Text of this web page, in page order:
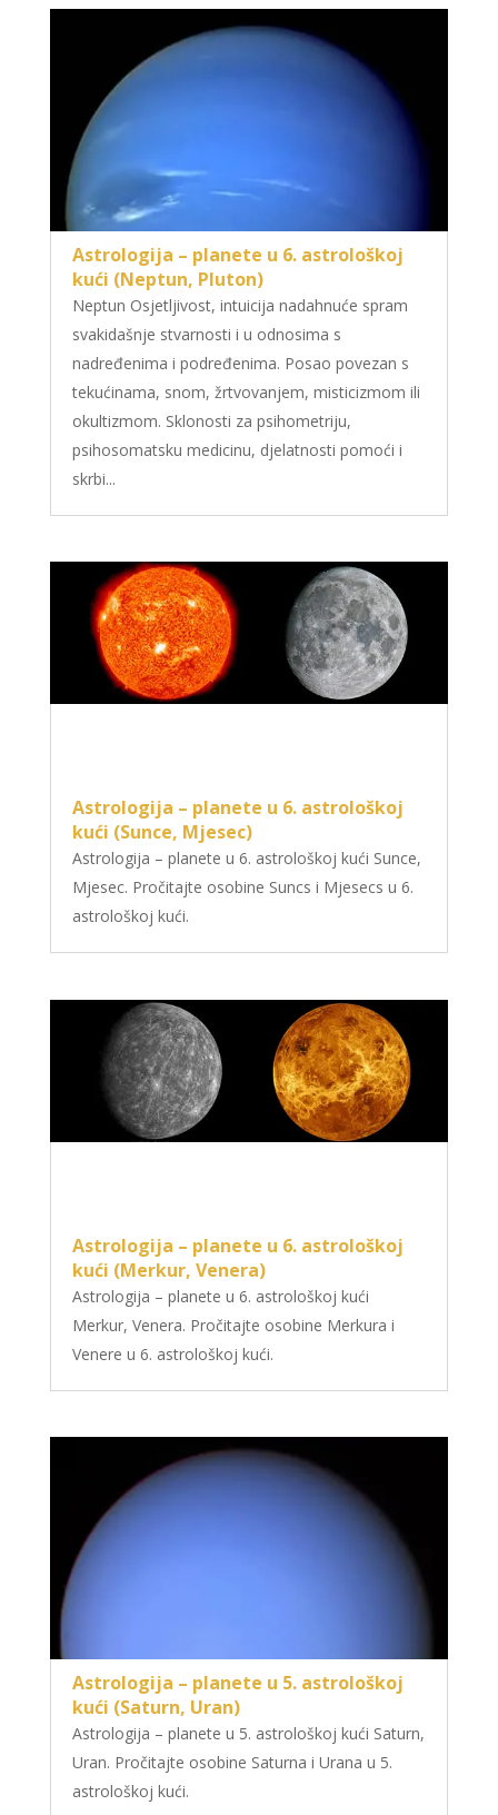
Astrologija – planete u 6. astrološkoj
kući (Neptun, Pluton)
Neptun Osjetljivost, intuicija nadahnuće spram
svakidašnje stvarnosti i u odnosima s
nadređenima i podređenima. Posao povezan s
tekućinama, snom, žrtvovanjem, misticizmom ili
okultizmom. Sklonosti za psihometriju,
psihosomatsku medicinu, djelatnosti pomoći i
skrbi...
Astrologija – planete u 6. astrološkoj
kući (Sunce, Mjesec)
Astrologija – planete u 6. astrološkoj kući Sunce,
Mjesec. Pročitajte osobine Suncs i Mjesecs u 6.
astrološkoj kući.
Astrologija – planete u 6. astrološkoj
kući (Merkur, Venera)
Astrologija – planete u 6. astrološkoj kući
Merkur, Venera. Pročitajte osobine Merkura i
Venere u 6. astrološkoj kući.
Astrologija – planete u 5. astrološkoj
kući (Saturn, Uran)
Astrologija – planete u 5. astrološkoj kući Saturn,
Uran. Pročitajte osobine Saturna i Urana u 5.
astrološkoj kući.